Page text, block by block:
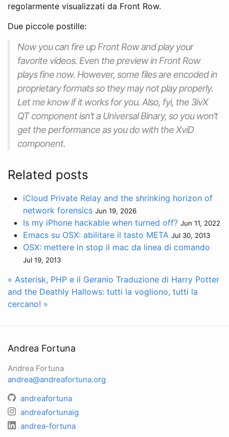
regolarmente visualizzati da Front Row.
Due piccole postille:
Now you can fire up Front Row and play your
favorite videos. Even the preview in Front Row
plays fine now. However, some files are encoded in
proprietary formats so they may not play properly.
Let me know if it works for you. Also, fyi, the 3ivX
QT component isn’t a Universal Binary, so you won’t
get the performance as you do with the XviD
component.
Related posts
iCloud Private Relay and the shrinking horizon of
network forensics Jun 19, 2026
Is my iPhone hackable when turned off? Jun 11, 2022
Emacs su OSX: abilitare il tasto META Jul 30, 2013
OSX: mettere in stop il mac da linea di comando
Jul 19, 2013
« Asterisk, PHP e il Geranio Traduzione di Harry Potter
and the Deathly Hallows: tutti la vogliono, tutti la
cercano! »
Andrea Fortuna
Andrea Fortuna
andrea@andreafortuna.org
andreafortuna
andreafortunaig
andrea-fortuna